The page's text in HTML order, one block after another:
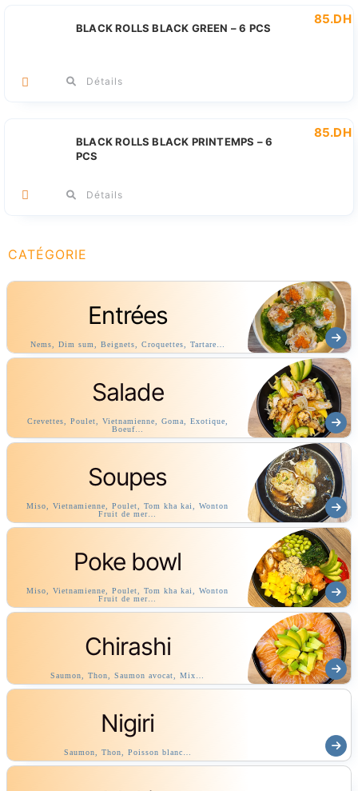
BLACK ROLLS BLACK GREEN – 6 PCS
85.DH
Détails
BLACK ROLLS BLACK PRINTEMPS – 6
PCS
85.DH
Détails
CATÉGORIE
Entrées
Nems, Dim sum, Beignets, Croquettes, Tartare…
Salade
Crevettes, Poulet, Vietnamienne, Goma, Exotique,
Boeuf…
Soupes
Miso, Vietnamienne, Poulet, Tom kha kai, Wonton
Fruit de mer…
Poke bowl
Miso, Vietnamienne, Poulet, Tom kha kai, Wonton
Fruit de mer…
Chirashi
Saumon, Thon, Saumon avocat, Mix…
Nigiri
Saumon, Thon, Poisson blanc…